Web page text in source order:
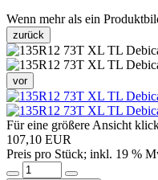
Wenn mehr als ein
zurück
vor
Für eine größere Ansicht
107,10 EUR
Preis pro Stück; inkl. 19 %